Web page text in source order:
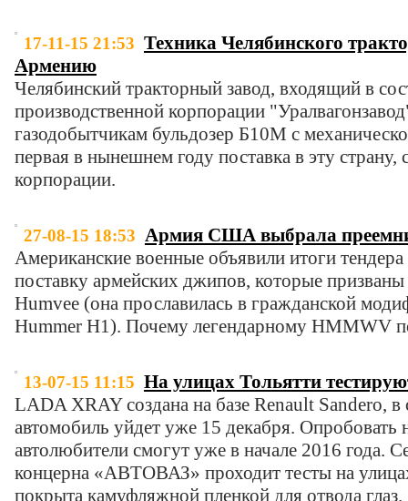
17-11-15 21:53 Техника Челябинского
Армению
Челябинский тракторный завод, входящий в
производственной корпорации
газодобытчикам бульдозер Б10М с
первая в нынешнем году поставка в эту
корпорации.
27-08-15 18:53 Армия США выбрала
Американские военные объявили итоги
поставку армейских джипов, которые призваны
Humvee (она прославилась в гражданской
Hummer H1). Почему легендарному HMMWV
13-07-15 11:15 На улицах Тольятти
LADA XRAY создана на базе Renault Sandero, в
автомобиль уйдет уже 15 декабря. Опробовать
автолюбители смогут уже в начале 2016 года.
концерна «АВТОВАЗ» проходит тесты на
покрыта камуфляжной пленкой для отвода глаз.